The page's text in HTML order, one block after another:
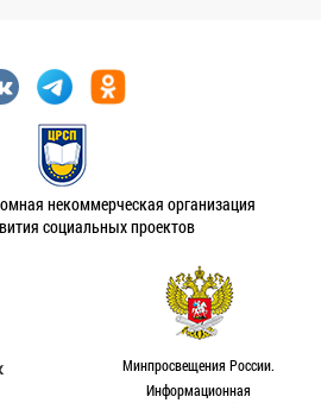
некоммерческая организация
социальных проектов
Минпросвещения России.
Информационная